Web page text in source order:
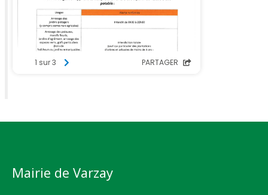
Mairie de Varzay